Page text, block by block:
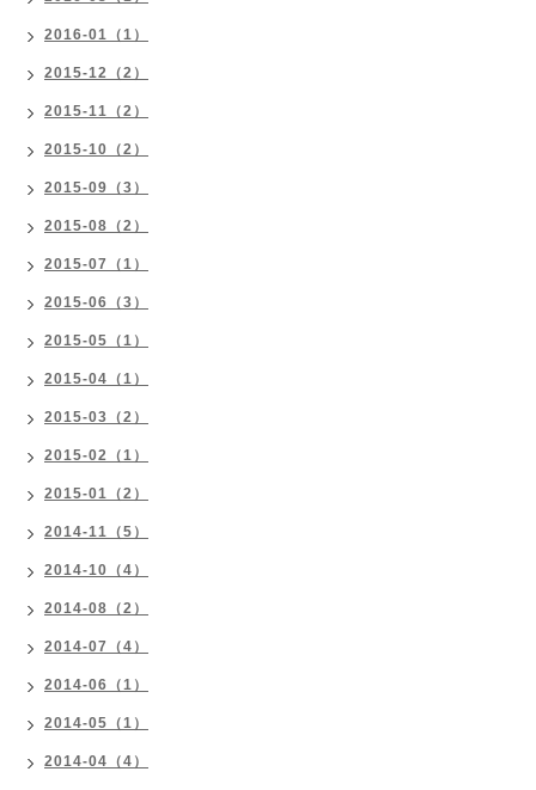
2016-01（1）
2015-12（2）
2015-11（2）
2015-10（2）
2015-09（3）
2015-08（2）
2015-07（1）
2015-06（3）
2015-05（1）
2015-04（1）
2015-03（2）
2015-02（1）
2015-01（2）
2014-11（5）
2014-10（4）
2014-08（2）
2014-07（4）
2014-06（1）
2014-05（1）
2014-04（4）